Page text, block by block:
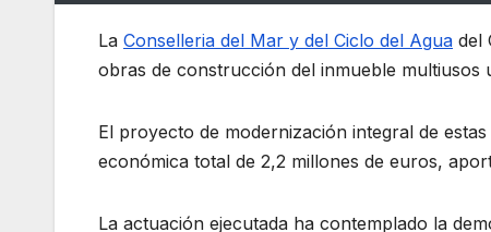
La Conselleria del Mar y del Ciclo del Agua del
obras de construcción del inmueble multiusos
El proyecto de modernización integral de
económica total de 2,2 millones de euros,
La actuación ejecutada ha contemplado la